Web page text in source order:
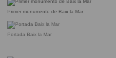
Primer monumento de Baix la Mar
Portada Baix la Mar